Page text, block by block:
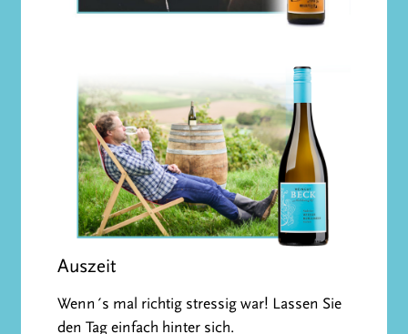
Auszeit
Wenn´s mal richtig stressig war! Lassen Sie
den Tag einfach hinter sich.